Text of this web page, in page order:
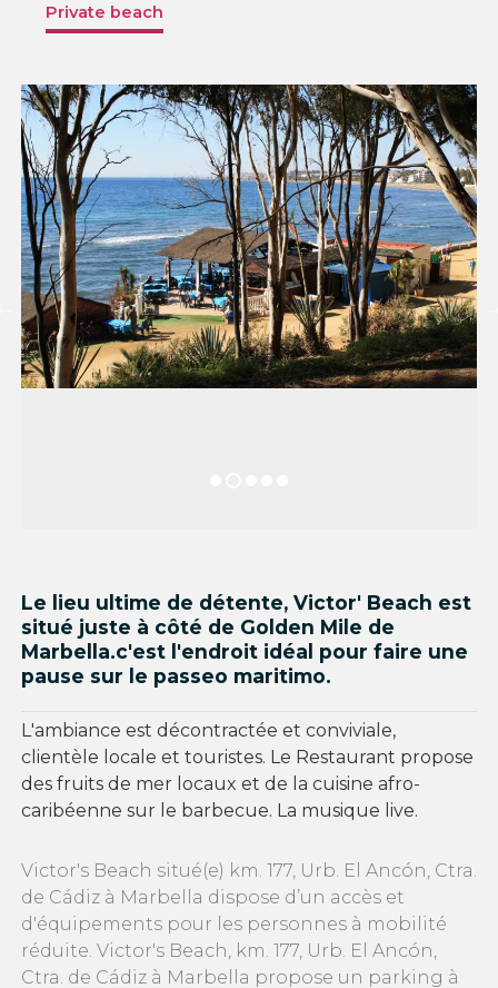
Private beach
Le lieu ultime de détente, Victor' Beach est
situé juste à côté de Golden Mile de
Marbella.c'est l'endroit idéal pour faire une
pause sur le passeo maritimo.
L'ambiance est décontractée et conviviale,
clientèle locale et touristes. Le Restaurant propose
des fruits de mer locaux et de la cuisine afro-
caribéenne sur le barbecue. La musique live.
Victor's Beach situé(e) km. 177, Urb. El Ancón, Ctra.
de Cádiz à Marbella dispose d’un accès et
d'équipements pour les personnes à mobilité
réduite. Victor's Beach, km. 177, Urb. El Ancón,
Ctra. de Cádiz à Marbella propose un parking à